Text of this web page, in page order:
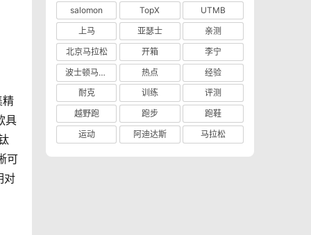
精
具
可
对
salomon
TopX
UTMB
上马
亚瑟士
亲测
北京马拉松
开箱
李宁
波士顿马拉松
热点
经验
耐克
训练
评测
越野跑
跑步
跑鞋
运动
阿迪达斯 马拉松